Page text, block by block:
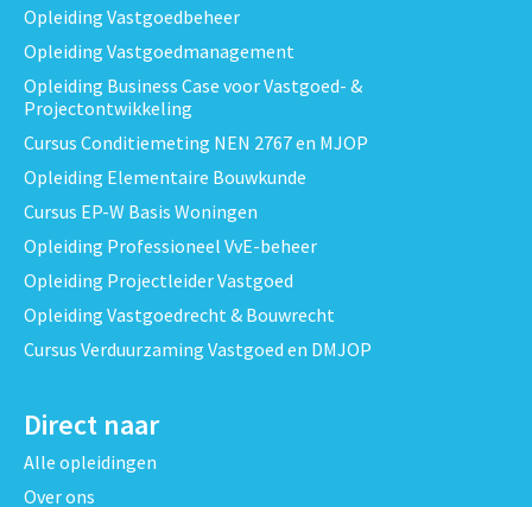
Opleiding Vastgoedbeheer
Opleiding Vastgoedmanagement
Opleiding Business Case voor Vastgoed- &
Projectontwikkeling
Cursus Conditiemeting NEN 2767 en MJOP
Opleiding Elementaire Bouwkunde
Cursus EP-W Basis Woningen
Opleiding Professioneel VvE-beheer
Opleiding Projectleider Vastgoed
Opleiding Vastgoedrecht & Bouwrecht
Cursus Verduurzaming Vastgoed en DMJOP
Direct naar
Alle opleidingen
Over ons